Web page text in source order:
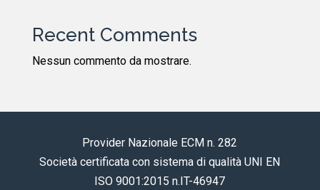
Recent Comments
Nessun commento da mostrare.
Provider Nazionale ECM n. 282
Società certificata con sistema di qualità UNI EN
ISO 9001:2015 n.IT-46947